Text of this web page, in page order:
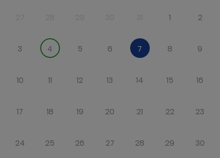
1 2
3 4 5 6 7 8 9
10 11 12 13 14 15 16
17 18 19 20 21 22 23
24 25 26 27 28 29 30